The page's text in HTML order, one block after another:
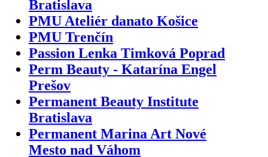
Bratislava
PMU Ateliér danato Košice
PMU Trenčín
Passion Lenka Timková Poprad
Perm Beauty - Katarína Engel
Prešov
Permanent Beauty Institute
Bratislava
Permanent Marina Art Nové
Mesto nad Váhom